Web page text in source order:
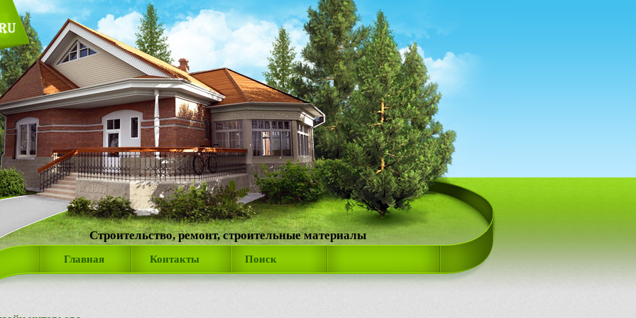
Строительство, ремонт, строительные материалы
Главная Контакты Поиск